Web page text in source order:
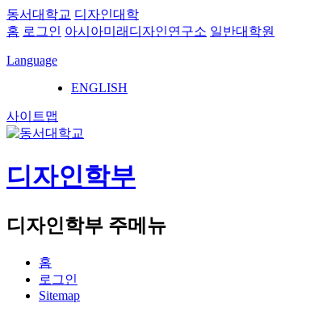
동서대학교 디자인대학
홈 로그인 아시아미래디자인연구소 일반대학원
Language
ENGLISH
사이트맵
디자인학부
디자인학부 주메뉴
홈
로그인
Sitemap